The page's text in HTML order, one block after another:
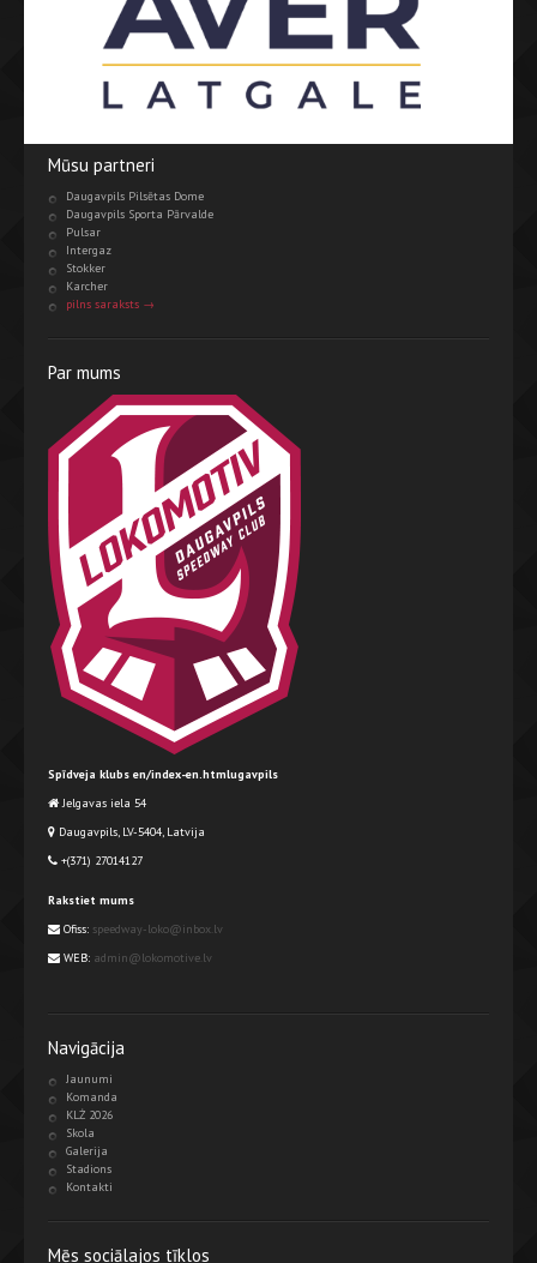
Mūsu partneri
Daugavpils Pilsētas Dome
Daugavpils Sporta Pārvalde
Pulsar
Intergaz
Stokker
Karcher
pilns saraksts →
Par mums
Spīdveja klubs en/index-en.htmlugavpils
Jelgavas iela 54
Daugavpils, LV-5404, Latvija
+(371) 27014127
Rakstiet mums
Ofiss: speedway-loko@inbox.lv
WEB: admin@lokomotive.lv
Navigācija
Jaunumi
Komanda
KLŻ 2026
Skola
Galerija
Stadions
Kontakti
Mēs sociālajos tīklos